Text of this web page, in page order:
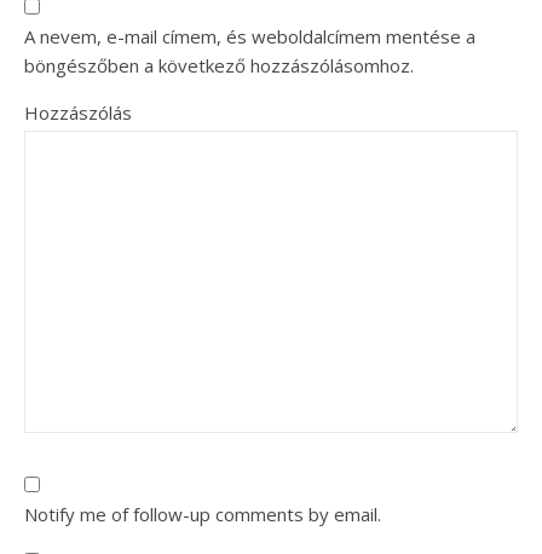
A nevem, e-mail címem, és weboldalcímem mentése a
böngészőben a következő hozzászólásomhoz.
Hozzászólás
Notify me of follow-up comments by email.